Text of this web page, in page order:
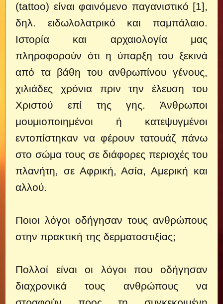
(tattoo) είναι φαινόμενο παγανιστικό [1],
δηλ. ειδωλολατρικό και παμπάλαιο.
Ιστορία και αρχαιολογία μας
πληροφορούν ότι η ύπαρξη του ξεκινά
από τα βάθη του ανθρωπίνου γένους,
χιλιάδες χρόνια πριν την έλευση του
Χριστού επί της γης. Άνθρωποι
μουμιοποιημένοι ή κατεψυγμένοι
εντοπίστηκαν να φέρουν τατουάζ πάνω
στο σώμα τους σε διάφορες περιοχές του
πλανήτη, σε Αφρική, Ασία, Αμερική και
αλλού.
Ποιοι λόγοι οδήγησαν τους ανθρώπους
στην πρακτική της δερματοστιξίας;
Πολλοί είναι οι λόγοι που οδήγησαν
διαχρονικά τους ανθρώπους να